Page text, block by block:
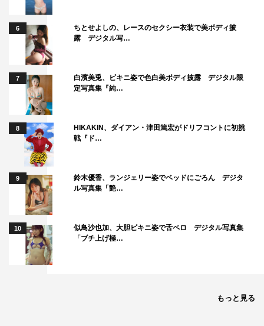
6
ちとせよしの、レースのセクシー衣装で美ボディ披
露 デジタル写…
7
白濱美兎、ビキニ姿で色白美ボディ披露 デジタル限
定写真集『純…
8
HIKAKIN、ダイアン・津田篤宏がドリフコントに初挑
戦『ド…
9
鈴木優香、ランジェリー姿でベッドにごろん デジタ
ル写真集「艶…
10
似鳥沙也加、大胆ビキニ姿で舌ペロ デジタル写真集
「ブチ上げ極…
もっと見る